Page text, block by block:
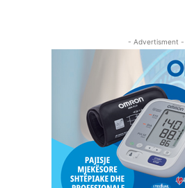
- Advertisment -